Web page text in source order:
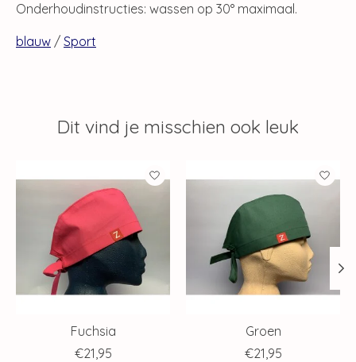
Onderhoudinstructies: wassen op 30° maximaal.
blauw / Sport
Dit vind je misschien ook leuk
Items van productcarrousel
Fuchsia
€21,95
Groen
€21,95